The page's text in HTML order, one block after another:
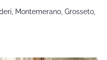
Montemerano, Grosseto,